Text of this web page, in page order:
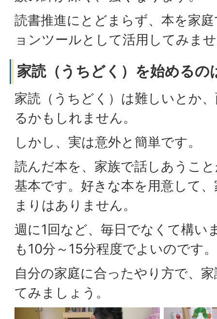
読書推進にとどまらず、本を家
ョンツールとして活用してみま
家読（うちどく）を始めるの
家読（うちどく）は難しいとか
るかもしれません。
しかし、実は意外と簡単です。
読んだ本を、家族で話しあうこ
基本です。好きな本を用意して
まりはありません。
週に1回など、毎日でなくて構い
も10分～15分程度でよいのです。
自分の家庭に合ったやり方で、
てみましょう。